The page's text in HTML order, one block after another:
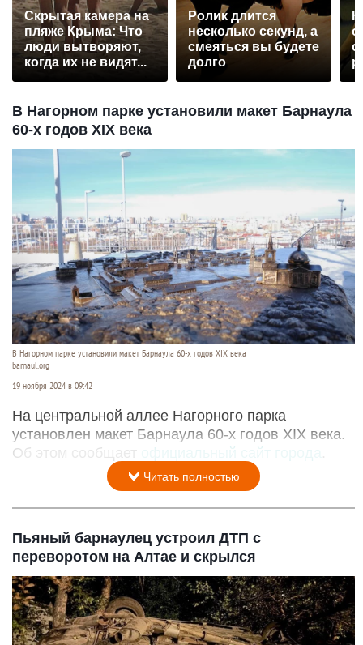
Скрытая камера на
пляже Крыма: Что
люди вытворяют,
когда их не видят...
Ролик длится
несколько секунд, а
смеяться вы будете
долго
В Нагорном парке установили макет Барнаула
60-х годов XIX века
В Нагорном парке установили макет Барнаула 60-х годов XIX века
barnaul.org
19 ноября 2024 в 09:42
На центральной аллее Нагорного парка
установлен макет Барнаула 60-х годов XIX века.
Об этом сообщает
официальный сайт города
Читать полностью
Пьяный барнаулец устроил ДТП с
переворотом на Алтае и скрылся